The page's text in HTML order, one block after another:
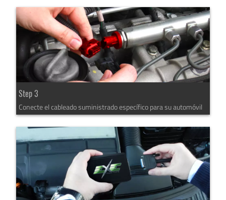
Step 3
Conecte el cableado suministrado específico para su automóvil